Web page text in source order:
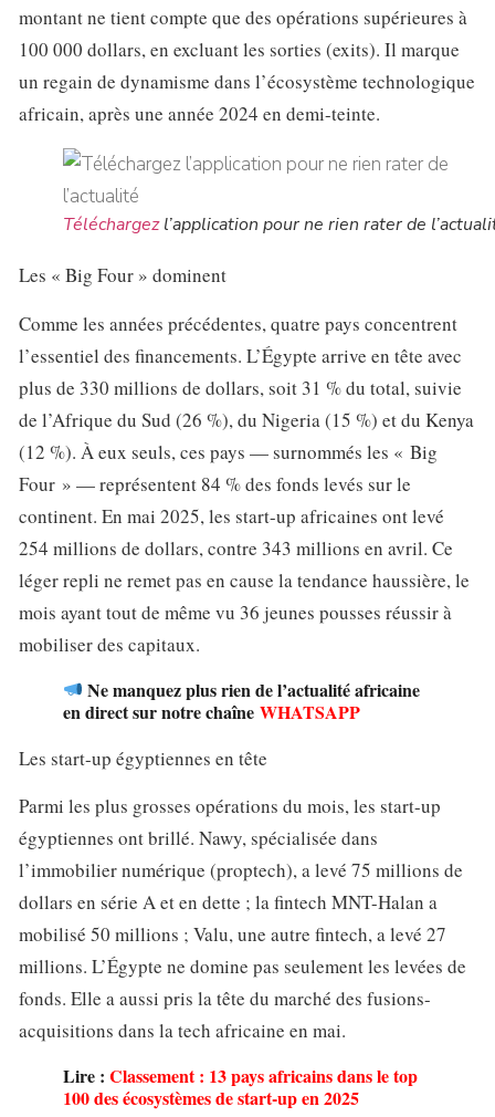
montant ne tient compte que des opérations supérieures à
100 000 dollars, en excluant les sorties (exits). Il marque
un regain de dynamisme dans l’écosystème technologique
africain, après une année 2024 en demi-teinte.
Téléchargezl’application pour ne rien rater de
Les « Big Four » dominent
Comme les années précédentes, quatre pays concentrent
l’essentiel des financements. L’Égypte arrive en tête avec
plus de 330 millions de dollars, soit 31 % du total, suivie
de l’Afrique du Sud (26 %), du Nigeria (15 %) et du Kenya
(12 %). À eux seuls, ces pays — surnommés les « Big
Four » — représentent 84 % des fonds levés sur le
continent. En mai 2025, les start-up africaines ont levé
254 millions de dollars, contre 343 millions en avril. Ce
léger repli ne remet pas en cause la tendance haussière, le
mois ayant tout de même vu 36 jeunes pousses réussir à
mobiliser des capitaux.
Ne manquez plus rien de l’actualité africaine
en direct sur notre chaîne WHATSAPP
Les start-up égyptiennes en tête
Parmi les plus grosses opérations du mois, les start-up
égyptiennes ont brillé. Nawy, spécialisée dans
l’immobilier numérique (proptech), a levé 75 millions de
dollars en série A et en dette ; la fintech MNT-Halan a
mobilisé 50 millions ; Valu, une autre fintech, a levé 27
millions. L’Égypte ne domine pas seulement les levées de
fonds. Elle a aussi pris la tête du marché des fusions-
acquisitions dans la tech africaine en mai.
Lire : Classement : 13 pays africains dans le top
100 des écosystèmes de start-up en 2025